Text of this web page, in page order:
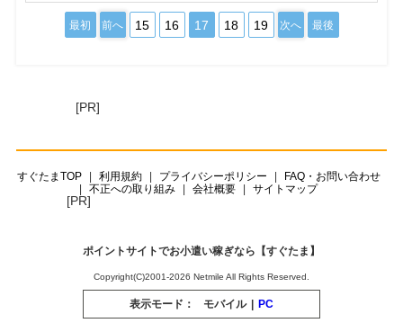
最初 前へ 15 16 17 18 19 次へ 最後
[PR]
すぐたまTOP 利用規約 プライバシーポリシー
FAQ・お問い合わせ
不正への取り組み
会社概要 サイトマップ
[PR]
ポイントサイトでお小遣い稼ぎなら【すぐたま】
Copyright(C)2001-2026 Netmile All Rights Reserved.
表示モード： モバイル PC